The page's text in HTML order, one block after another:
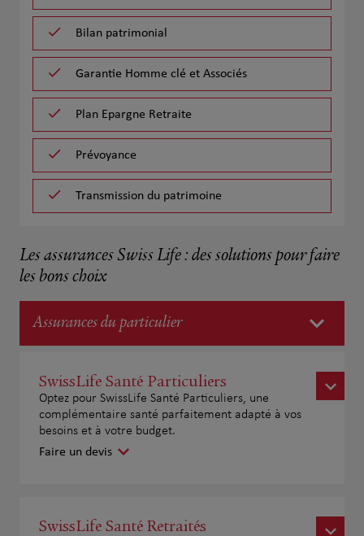
Bilan patrimonial
Garantie Homme clé et Associés
Plan Epargne Retraite
Prévoyance
Transmission du patrimoine
Les assurances Swiss Life : des solutions pour faire
les bons choix
Assurances du particulier
SwissLife Santé Particuliers
Optez pour SwissLife Santé Particuliers, une
complémentaire santé parfaitement adapté à vos
besoins et à votre budget.
Faire un devis
SwissLife Santé Retraités